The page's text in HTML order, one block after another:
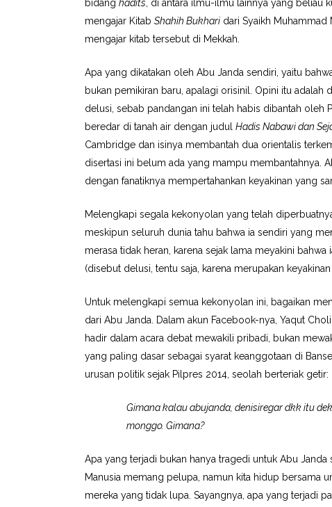
bidang hadits , di antara ilmu-ilmu lainnya yang beliau
mengajar Kitab Shahih Bukharidari Syaikh Muhammad
mengajar kitab tersebut di Mekkah.
Apa yang dikatakan oleh Abu Janda sendiri, yaitu
bukan pemikiran baru, apalagi orisinil. Opini itu
delusi, sebab pandangan ini telah habis dibantah oleh
beredar di tanah air dengan judul Hadis Nabawi dan
Cambridge dan isinya membantah dua orientalis
disertasi ini belum ada yang mampu membantahnya.
dengan fanatiknya mempertahankan keyakinan yang
Melengkapi segala kekonyolan yang telah
meskipun seluruh dunia tahu bahwa ia sendiri yang
merasa tidak heran, karena sejak lama meyakini bahwa
(disebut delusi, tentu saja, karena merupakan
Untuk melengkapi semua kekonyolan ini, bagaikan
dari Abu Janda. Dalam akun Facebook-nya, Yaqut
hadir dalam acara debat mewakili pribadi, bukan
yang paling dasar sebagai syarat keanggotaan di
urusan politik sejak Pilpres 2014, seolah berteriak getir:
Gimana kalau abujanda, denisiregar dkk itu
monggo. Gimana?
Apa yang terjadi bukan hanya tragedi untuk Abu
Manusia memang pelupa, namun kita hidup bersama
mereka yang tidak lupa. Sayangnya, apa yang terjadi